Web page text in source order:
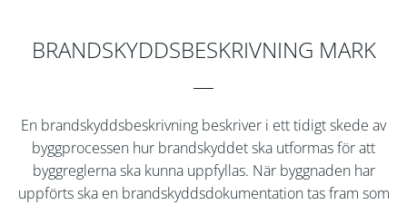
BRANDSKYDDSBESKRIVNING MARK
En brandskyddsbeskrivning beskriver i ett tidigt skede av
byggprocessen hur brandskyddet ska utformas för att
byggreglerna ska kunna uppfyllas. När byggnaden har
uppförts ska en brandskyddsdokumentation tas fram som